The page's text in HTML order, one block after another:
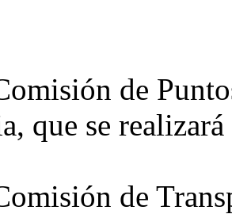
de
que se
de